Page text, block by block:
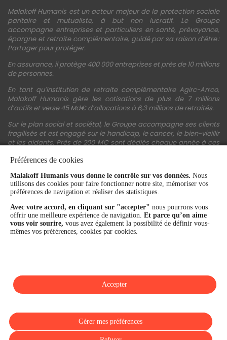
Malakoff Humanis est un acteur majeur de la protection sociale
paritaire et mutualiste, à but non lucratif. Le Groupe
accompagne entreprises et particuliers en santé, prévoyance,
épargne et retraite complémentaire, guidé par sa raison d’être :
Partager pour protéger.
En assurance, il protège 400 000 entreprises et près de 10 millions
de personnes.
En tant qu’institution de retraite complémentaire Agirc-Arrco,
Malakoff Humanis gère les cotisations de plus de 7 millions
d’actifs et verse 45 Md€ d’allocations à 6,3 millions de retraités.
Sur le plan social et sociétal, le Groupe accompagne ses clients
fragilisés et est engagé sur le handicap, le cancer, le bien-vieillir
et les aidants. Près de 200 M€ sont dédiés chaque année à ces
financière et la performance du Groupe sont confirmées par une
notation A+ attribuée depuis 4 ans par S&P Global Ratings et
Fitch Ratings. Sur les plans extra-financiers, Malakoff Humanis
figure parmi les 2% des entreprises les mieux notées au monde
en matière de critères RSE (Ecovadis, niveau Gold - 81/100 en
2026). Enfin, Malakoff Humanis est certifié Top Employer France
par le Top Employers Institute depuis 3 ans.
Préférences de cookies
Malakoff Humanis vous donne le contrôle sur vos données. Nous
utilisons des cookies pour faire fonctionner notre site, mémoriser vos
préférences de navigation et réaliser des statistiques.
Avec votre accord, en cliquant sur "accepter" nous pourrons vous
offrir une meilleure expérience de navigation. Et parce qu’on aime
vous voir sourire, vous avez également la possibilité de définir vous-
mêmes vos préférences, cookies par cookies.
Gérer mes préférences
Accepter